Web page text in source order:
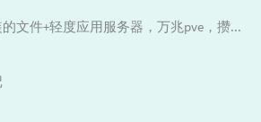
给工作室组装的文件+轻度应用服务器，万兆pve，攒机采坑实录（未完待更新）